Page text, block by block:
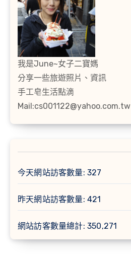
我是June~女子二寶媽
分享一些旅遊照片、資訊
手工皂生活點滴
Mail:cs001122@yahoo.com.tw
今天網站訪客數量: 327
昨天網站訪客數量: 421
網站訪客數量總計: 350,271